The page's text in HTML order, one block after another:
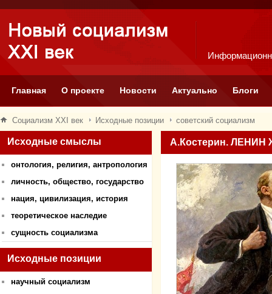
Главная О проекте Новости Актуально Блоги
Социализм XXI век Исходные позиции советский социализм
Исходные смыслы
онтология, религия, антропология
личность, общество, государство
нация, цивилизация, история
теоретическое наследие
сущность социализма
Исходные позиции
научный социализм
А.Костерин.